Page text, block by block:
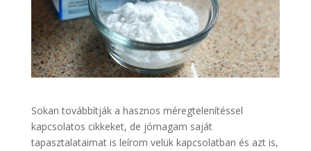
Sokan továbbítják a hasznos méregtelenítéssel
kapcsolatos cikkeket, de jómagam saját
tapasztalataimat is leírom velük kapcsolatban és azt is,